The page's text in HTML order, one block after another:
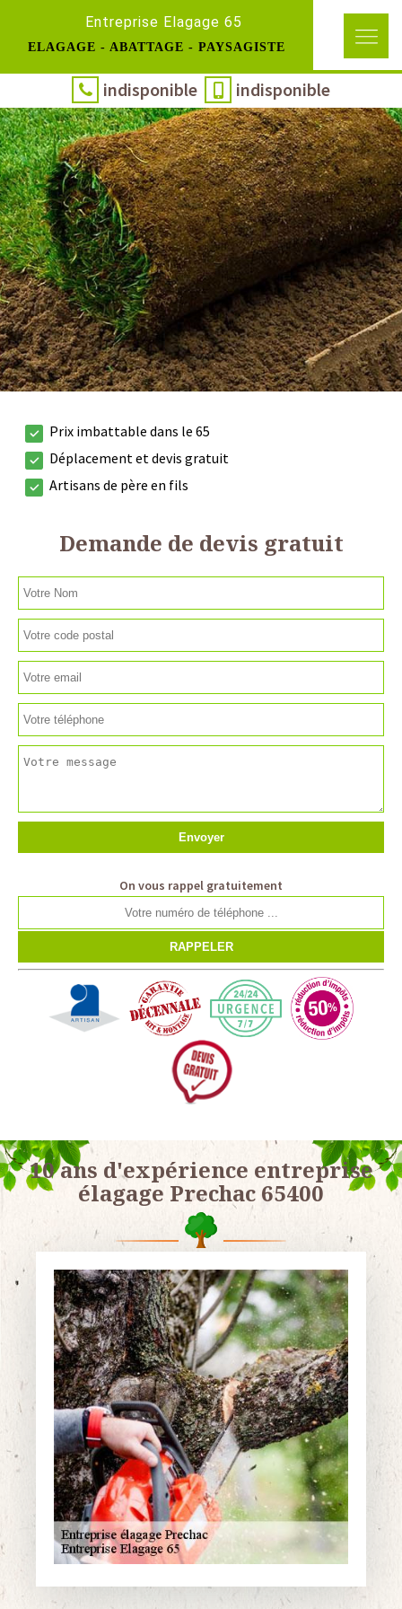
Entreprise Elagage 65
ELAGAGE - ABATTAGE - PAYSAGISTE
indisponible indisponible
Prix imbattable dans le 65
Déplacement et devis gratuit
Artisans de père en fils
Demande de devis gratuit
On vous rappel gratuitement
10 ans d'expérience entreprise
élagage Prechac 65400